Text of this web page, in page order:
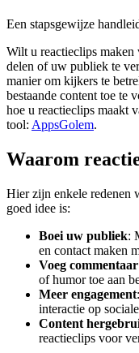
Een stapsgewijze
Wilt u reactieclips
delen of uw publiek te
manier om kijkers te
bestaande content toe te
hoe u reactieclips maakt
tool: AppsGolem.
Waarom
Hier zijn enkele redenen
goed idee is:
Boei uw publiek:
en contact maken
Voeg
of humor toe aan
Meer engagement
interactie op
Content
reactieclips voor